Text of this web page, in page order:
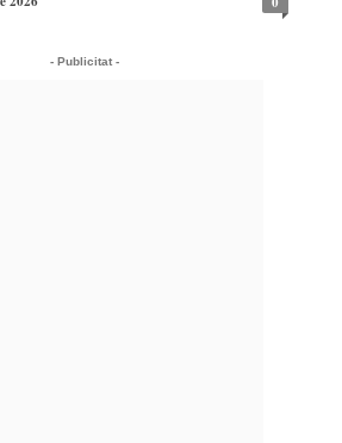
- Publicitat -